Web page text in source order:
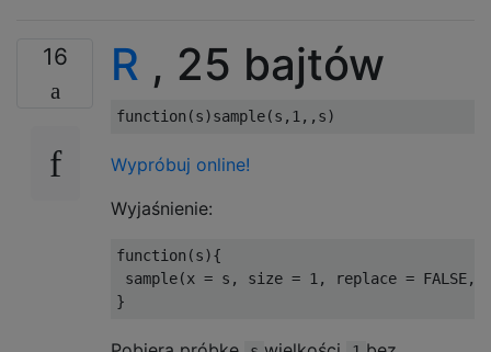
16 R , 25 bajtów
function (s)sample(s , 1 ,, s)
Wypróbuj online!
Wyjaśnienie:
function (s){
sample(x = s , size = 1 , replace = FALSE,
}